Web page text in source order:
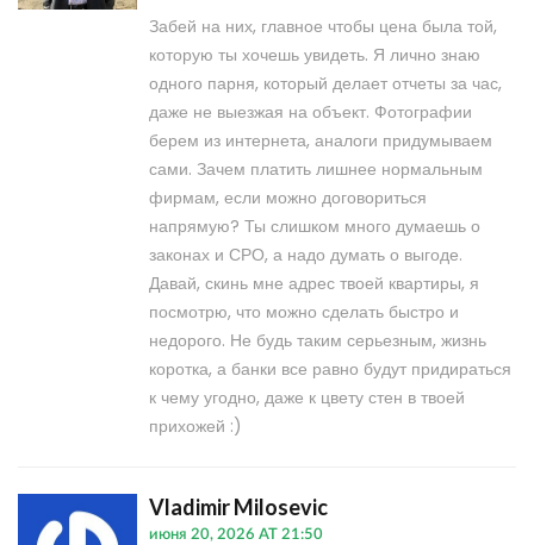
Забей на них, главное чтобы цена была той,
которую ты хочешь увидеть. Я лично знаю
одного парня, который делает отчеты за час,
даже не выезжая на объект. Фотографии
берем из интернета, аналоги придумываем
сами. Зачем платить лишнее нормальным
фирмам, если можно договориться
напрямую? Ты слишком много думаешь о
законах и СРО, а надо думать о выгоде.
Давай, скинь мне адрес твоей квартиры, я
посмотрю, что можно сделать быстро и
недорого. Не будь таким серьезным, жизнь
коротка, а банки все равно будут придираться
к чему угодно, даже к цвету стен в твоей
прихожей :)
Vladimir Milosevic
июня 20, 2026 AT 21:50